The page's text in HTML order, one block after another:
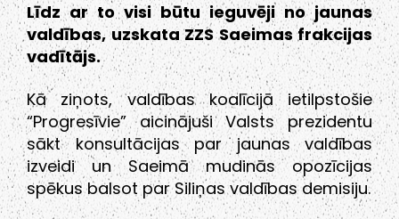
Līdz ar to visi būtu ieguvēji no jaunas
valdības, uzskata ZZS Saeimas frakcijas
vadītājs.
Kā ziņots, valdības koalīcijā ietilpstošie
“Progresīvie” aicinājuši Valsts prezidentu
sākt konsultācijas par jaunas valdības
izveidi un Saeimā mudinās opozīcijas
spēkus balsot par Siliņas valdības demisiju.